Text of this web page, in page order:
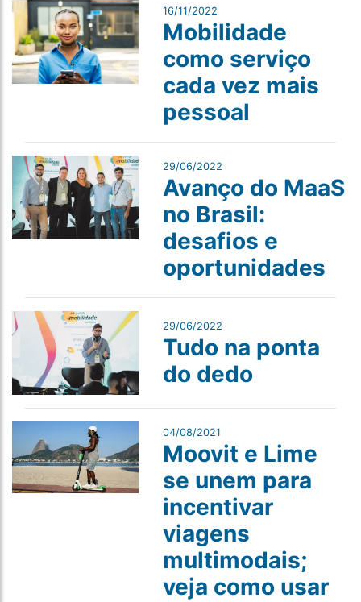
16/11/2022
Mobilidade
como serviço
cada vez mais
pessoal
29/06/2022
Avanço do MaaS
no Brasil:
desafios e
oportunidades
29/06/2022
Tudo na ponta
do dedo
04/08/2021
Moovit e Lime
se unem para
incentivar
viagens
multimodais;
veja como usar